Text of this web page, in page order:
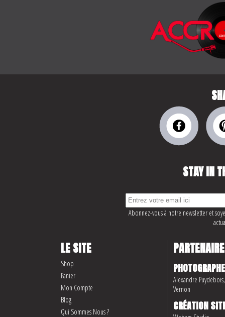
STAY IN
Abonnez-vous à notre newsletter et
LE SITE
Shop
Panier
Mon Compte
Blog
Qui Sommes Nous ?
PHOTOGRAPHE
Alexandre
Vernon
CRÉATION